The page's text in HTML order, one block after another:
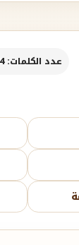
عدد الكلمات: 544